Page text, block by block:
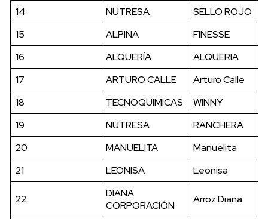
14 NUTRESA
SELLO ROJO
15
ALPINA
FINESSE
16
ALQUERÍA
ALQUERIA
17
ARTURO CALLE
Arturo Calle
18
TECNOQUIMICAS
WINNY
19
NUTRESA
RANCHERA
20
MANUELITA
Manuelita
21
LEONISA Leonisa
22
DIANA
CORPORACIÓN
Arroz Diana